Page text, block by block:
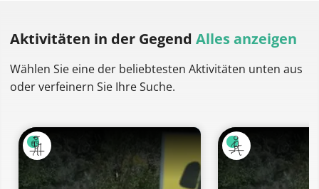
Aktivitäten in der Gegend Alles anzeigen
Wählen Sie eine der beliebtesten Aktivitäten unten aus
oder verfeinern Sie Ihre Suche.